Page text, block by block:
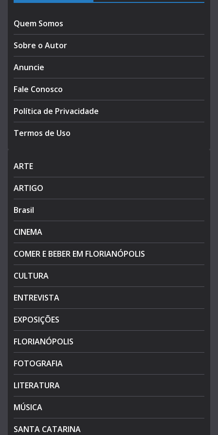
Quem Somos
Sobre o Autor
Anuncie
Fale Conosco
Política de Privacidade
Termos de Uso
ARTE
ARTIGO
Brasil
CINEMA
COMER E BEBER EM FLORIANÓPOLIS
CULTURA
ENTREVISTA
EXPOSIÇÕES
FLORIANÓPOLIS
FOTOGRAFIA
LITERATURA
MÚSICA
SANTA CATARINA